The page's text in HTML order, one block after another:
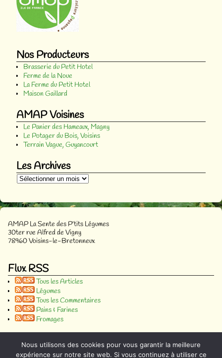
Nos Producteurs
Brasserie du Petit Hotel
Ferme de la Noue
La Ferme du Petit Hotel
Maison Gaillard
AMAP Voisines
Le Panier des Hameaux, Magny
Le Potager du Bois, Voisins
Terrain Vague, Guyancourt
Les Archives
AMAP La Sente des P’tits Légumes
30ter rue Alfred de Vigny
78960 Voisins-le-Bretonneux
Flux RSS
Tous les Articles
Légumes
Tous les Commentaires
Pains & Farines
Fromages
Nombre d'abonnés
77
Nous utilisons des cookies pour vous garantir la meilleure
expérience sur notre site web. Si vous continuez à utiliser ce